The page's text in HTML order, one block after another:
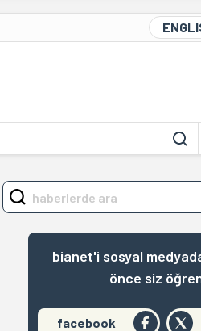
bianet'i sosyal
önce siz
facebook